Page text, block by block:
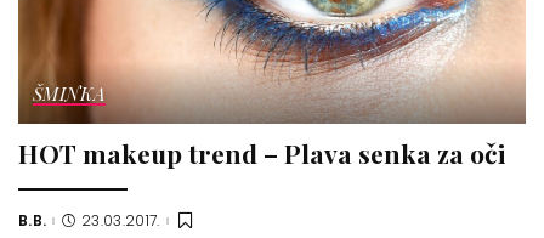
ŠMINKA
HOT makeup trend – Plava senka za oči
Posted
B.B. 23.03.2017.